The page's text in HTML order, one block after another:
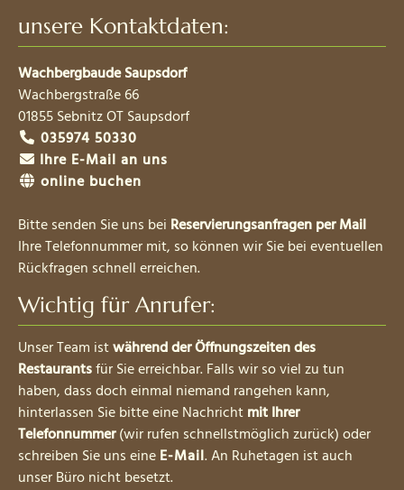
unsere Kontaktdaten:
Wachbergbaude Saupsdorf
Wachbergstraße 66
01855 Sebnitz OT Saupsdorf
035974 50330
Ihre E-Mail an uns
online buchen
Bitte senden Sie uns bei Reservierungsanfragen per Mail
Ihre Telefonnummer mit, so können wir Sie bei eventuellen
Rückfragen schnell erreichen.
Wichtig für Anrufer:
Unser Team istwährend der Öffnungszeiten des
Restaurantsfür Sie erreichbar. Falls wir so viel zu tun
haben, dass doch einmal niemand rangehen kann,
hinterlassen Sie bitte eine Nachricht mit Ihrer
Telefonnummer(wir rufen schnellstmöglich zurück) oder
schreiben Sie uns eine E-Mail. An Ruhetagen ist auch
unser Büro nicht besetzt.